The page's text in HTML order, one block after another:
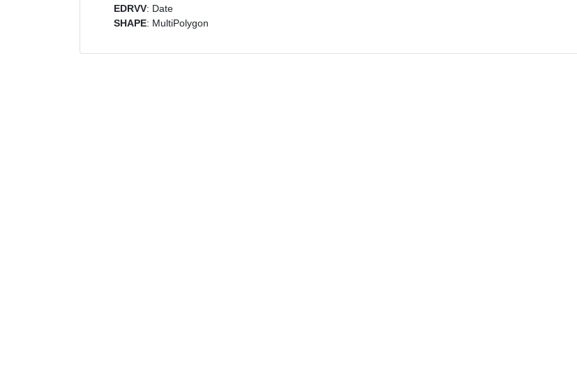
EDRVV: Date
SHAPE: MultiPolygon